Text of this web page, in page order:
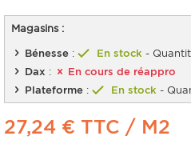
Magasins :
Bénesse : En stock -
Dax :
En cours de réappro
Plateforme : En stock -
27,24 € TTC / M2